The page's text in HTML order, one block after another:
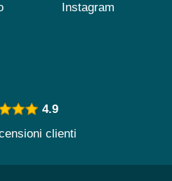
Instagram
4.9
clienti